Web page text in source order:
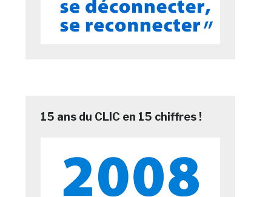
15 ans du CLIC en 15 chiffres !